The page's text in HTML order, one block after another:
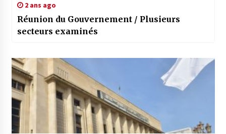
2 ans ago
Réunion du Gouvernement / Plusieurs
secteurs examinés